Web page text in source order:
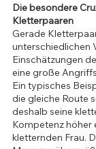
Die besondere
Kletterpaaren
Gerade
unterschiedlichen
Einschätzungen
eine große
Ein typisches
die gleiche Route
deshalb seine
Kompetenz höher
kletternden Frau.